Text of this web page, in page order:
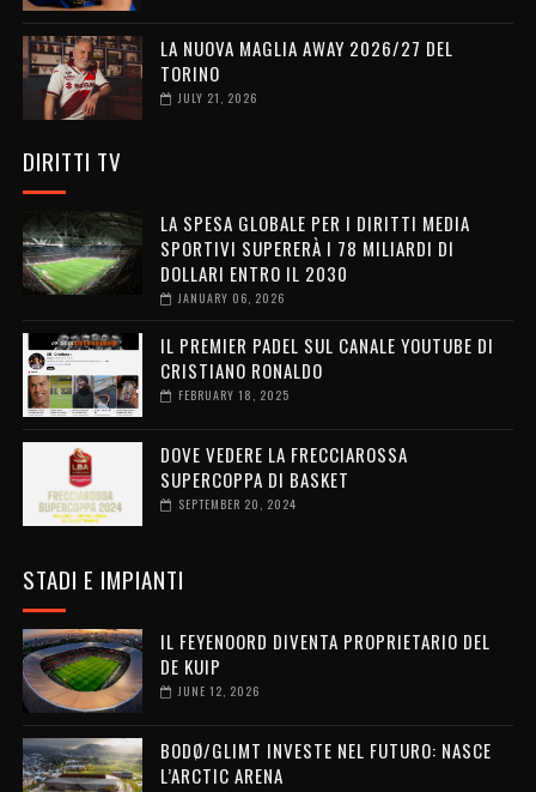
LA NUOVA MAGLIA AWAY 2026/27 DEL
TORINO
JULY 21, 2026
DIRITTI TV
LA SPESA GLOBALE PER I DIRITTI MEDIA
SPORTIVI SUPERERÀ I 78 MILIARDI DI
DOLLARI ENTRO IL 2030
JANUARY 06, 2026
IL PREMIER PADEL SUL CANALE YOUTUBE DI
CRISTIANO RONALDO
FEBRUARY 18, 2025
DOVE VEDERE LA FRECCIAROSSA
SUPERCOPPA DI BASKET
SEPTEMBER 20, 2024
STADI E IMPIANTI
IL FEYENOORD DIVENTA PROPRIETARIO DEL
DE KUIP
JUNE 12, 2026
BODØ/GLIMT INVESTE NEL FUTURO: NASCE
L’ARCTIC ARENA